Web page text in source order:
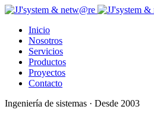
Inicio
Nosotros
Servicios
Productos
Proyectos
Contacto
Ingeniería de sistemas · Desde 2003